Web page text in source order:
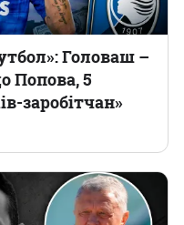
Головаш –
Попова, 5
заробітчан»